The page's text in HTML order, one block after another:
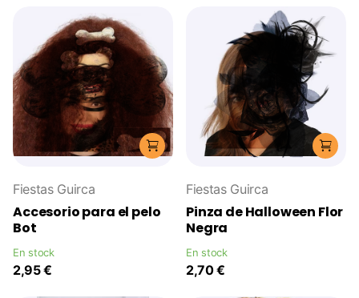
Fiestas Guirca
Accesorio para el pelo
Bot
En stock
2,95 €
Fiestas Guirca
Pinza de Halloween Flor
Negra
En stock
2,70 €